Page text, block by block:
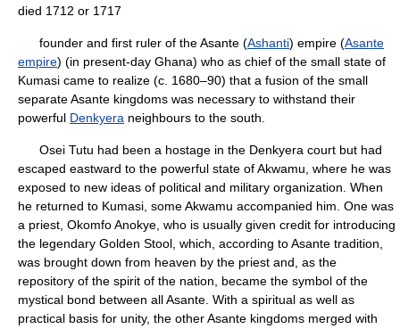
died 1712 or 1717
founder and first ruler of the Asante (Ashanti) empire (Asante
empire) (in present-day Ghana) who as chief of the small state of
Kumasi came to realize (c. 1680–90) that a fusion of the small
separate Asante kingdoms was necessary to withstand their
powerful Denkyera neighbours to the south.
Osei Tutu had been a hostage in the Denkyera court but had
escaped eastward to the powerful state of Akwamu, where he was
exposed to new ideas of political and military organization. When
he returned to Kumasi, some Akwamu accompanied him. One was
a priest, Okomfo Anokye, who is usually given credit for introducing
the legendary Golden Stool, which, according to Asante tradition,
was brought down from heaven by the priest and, as the
repository of the spirit of the nation, became the symbol of the
mystical bond between all Asante. With a spiritual as well as
practical basis for unity, the other Asante kingdoms merged with